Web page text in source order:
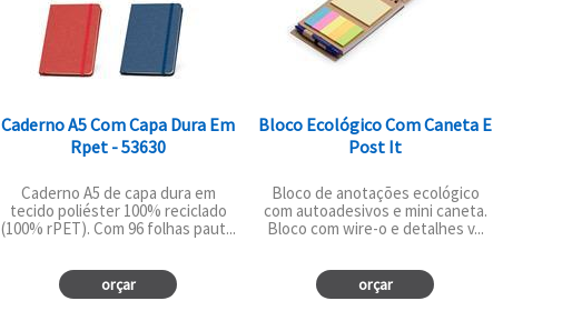
Caderno A5 Com Capa Dura Em
Rpet - 53630
Caderno A5 de capa dura em
tecido poliéster 100% reciclado
(100% rPET). Com 96 folhas paut...
orçar
Bloco Ecológico Com Caneta E
Post It
Bloco de anotações ecológico
com autoadesivos e mini caneta.
Bloco com wire-o e detalhes v...
orçar